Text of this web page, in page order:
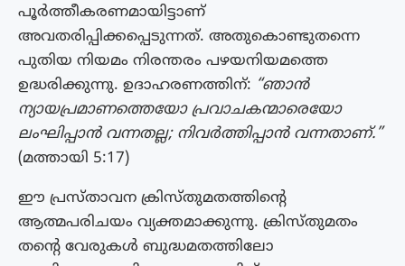
പൂർത്തീകരണമായിട്ടാണ്
അവതരിപ്പിക്കപ്പെടുന്നത്. അതുകൊണ്ടുതന്നെ
പുതിയ നിയമം നിരന്തരം പഴയനിയമത്തെ
ഉദ്ധരിക്കുന്നു. ഉദാഹരണത്തിന്: “ഞാൻ
ന്യായപ്രമാണത്തെയോ പ്രവാചകന്മാരെയോ
ലംഘിപ്പാൻ വന്നതല്ല; നിവർത്തിപ്പാൻ വന്നതാണ്.”
(മത്തായി 5:17)
ഈ പ്രസ്താവന ക്രിസ്തുമതത്തിന്റെ
ആത്മപരിചയം വ്യക്തമാക്കുന്നു. ക്രിസ്തുമതം
തന്റെ വേരുകൾ ബുദ്ധമതത്തിലോ